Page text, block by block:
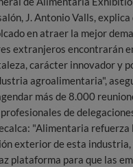
J. Antonio Valls,
en atraer la mejor
extranjeros encontrarán
carácter innovador y
agroalimentaria",
más de 8.000
de
"Alimentaria refuerza
exterior de esta industria,
plataforma para que las